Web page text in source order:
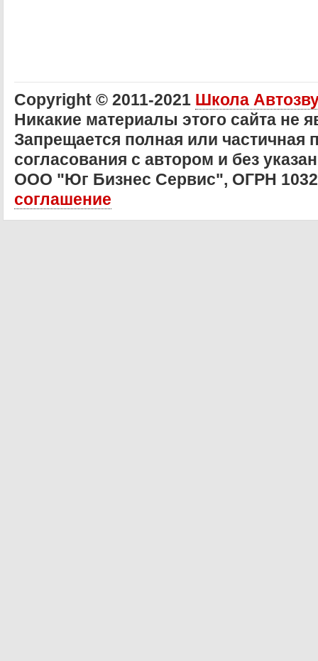
Copyright © 2011-2021 Школа
Никакие материалы этого сайта не
Запрещается полная или частичная
согласования с автором и без
ООО "Юг Бизнес Сервис", ОГРН
соглашение